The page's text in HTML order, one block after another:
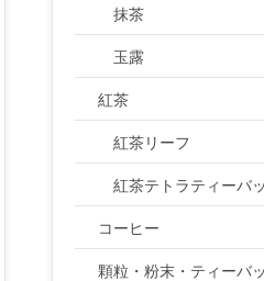
抹茶
玉露
紅茶
紅茶リーフ
紅茶テトラティーバ
コーヒー
顆粒・粉末・ティーバ